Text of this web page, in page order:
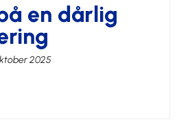
en dårlig
2025